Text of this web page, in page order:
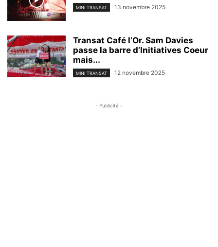
MINI TRANSAT 13 novembre 2025
Transat Café l’Or. Sam Davies
passe la barre d’Initiatives Coeur
mais...
MINI TRANSAT 12 novembre 2025
- Publicité -